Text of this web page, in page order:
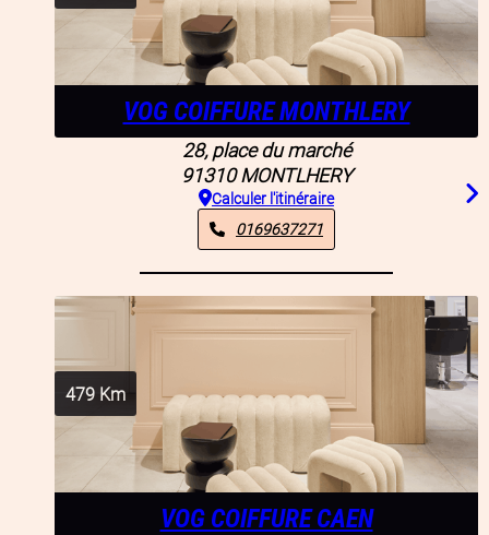
VOG COIFFURE MONTHLERY
28, place du marché
91310 MONTLHERY
Calculer l'itinéraire
0169637271
479 Km
VOG COIFFURE CAEN